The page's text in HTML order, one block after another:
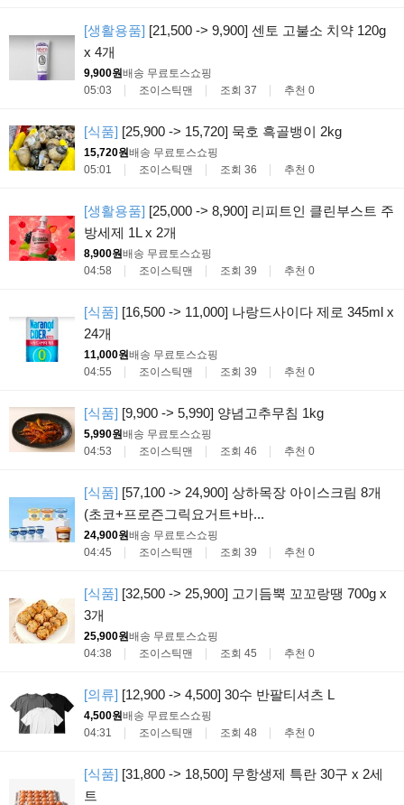
[생활용품] [21,500 -> 9,900] 센토 고불소 치약 120g
x 4개
9,900원배송 무료 토스쇼핑
05:03
조이스틱맨 조회 37 추천 0
[식품] [25,900 -> 15,720] 묵호 흑골뱅이 2kg
15,720원배송 무료 토스쇼핑
05:01
조이스틱맨 조회 36 추천 0
[생활용품] [25,000 -> 8,900] 리피트인 클린부스트 주
방세제 1L x 2개
8,900원배송 무료 토스쇼핑
04:58
조이스틱맨 조회 39 추천 0
[식품] [16,500 -> 11,000] 나랑드사이다 제로 345ml x
24개
11,000원배송 무료 토스쇼핑
04:55
조이스틱맨 조회 39 추천 0
[식품] [9,900 -> 5,990] 양념고추무침 1kg
5,990원배송 무료 토스쇼핑
04:53
조이스틱맨 조회 46 추천 0
[식품] [57,100 -> 24,900] 상하목장 아이스크림 8개
(초코+프로즌그릭요거트+바...
24,900원배송 무료 토스쇼핑
04:45
조이스틱맨 조회 39 추천 0
[식품] [32,500 -> 25,900] 고기듬뿍 꼬꼬랑땡 700g x
3개
25,900원배송 무료 토스쇼핑
04:38
조이스틱맨 조회 45 추천 0
[의류] [12,900 -> 4,500] 30수 반팔티셔츠 L
4,500원배송 무료 토스쇼핑
04:31
조이스틱맨 조회 48 추천 0
[식품] [31,800 -> 18,500] 무항생제 특란 30구 x 2세
트